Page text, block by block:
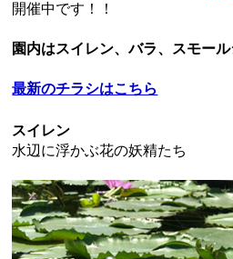
開催中です！！
園内はスイレン、バラ、スモール
最新のチラシはこちら
スイレン
水辺に浮かぶ花の妖精たち